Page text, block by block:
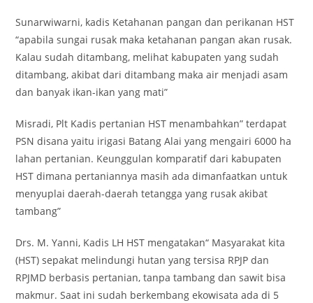
Sunarwiwarni, kadis Ketahanan pangan dan perikanan HST
“apabila sungai rusak maka ketahanan pangan akan rusak.
Kalau sudah ditambang, melihat kabupaten yang sudah
ditambang, akibat dari ditambang maka air menjadi asam
dan banyak ikan-ikan yang mati”
Misradi, Plt Kadis pertanian HST menambahkan” terdapat
PSN disana yaitu irigasi Batang Alai yang mengairi 6000 ha
lahan pertanian. Keunggulan komparatif dari kabupaten
HST dimana pertaniannya masih ada dimanfaatkan untuk
menyuplai daerah-daerah tetangga yang rusak akibat
tambang”
Drs. M. Yanni, Kadis LH HST mengatakan“ Masyarakat kita
(HST) sepakat melindungi hutan yang tersisa RPJP dan
RPJMD berbasis pertanian, tanpa tambang dan sawit bisa
makmur. Saat ini sudah berkembang ekowisata ada di 5